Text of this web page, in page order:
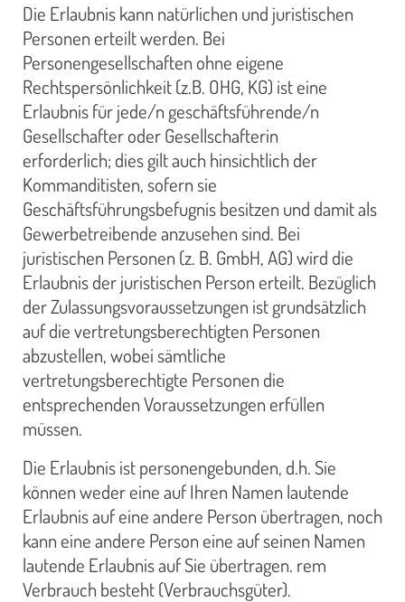
Die Erlaubnis kann natürlichen und juristischen
Personen erteilt werden. Bei
Personengesellschaften ohne eigene
Rechtspersönlichkeit (z.B. OHG, KG) ist eine
Erlaubnis für jede/n geschäftsführende/n
Gesellschafter oder Gesellschafterin
erforderlich; dies gilt auch hinsichtlich der
Kommanditisten, sofern sie
Geschäftsführungsbefugnis besitzen und damit als
Gewerbetreibende anzusehen sind. Bei
juristischen Personen (z. B. GmbH, AG) wird die
Erlaubnis der juristischen Person erteilt. Bezüglich
der Zulassungsvoraussetzungen ist grundsätzlich
auf die vertretungsberechtigten Personen
abzustellen, wobei sämtliche
vertretungsberechtigte Personen die
entsprechenden Voraussetzungen erfüllen
müssen.
Die Erlaubnis ist personengebunden, d.h. Sie
können weder eine auf Ihren Namen lautende
Erlaubnis auf eine andere Person übertragen, noch
kann eine andere Person eine auf seinen Namen
lautende Erlaubnis auf Sie übertragen. rem
Verbrauch besteht (Verbrauchsgüter).